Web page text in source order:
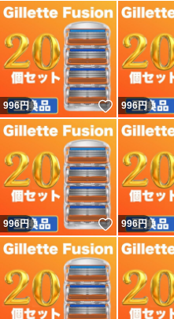
996円 いいね！
996円
996円 いいね！
996円